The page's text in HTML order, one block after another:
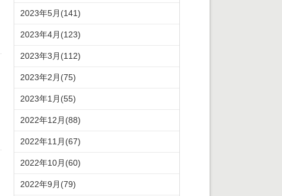
2023年5月(141)
2023年4月(123)
2023年3月(112)
2023年2月(75)
2023年1月(55)
2022年12月(88)
2022年11月(67)
2022年10月(60)
2022年9月(79)